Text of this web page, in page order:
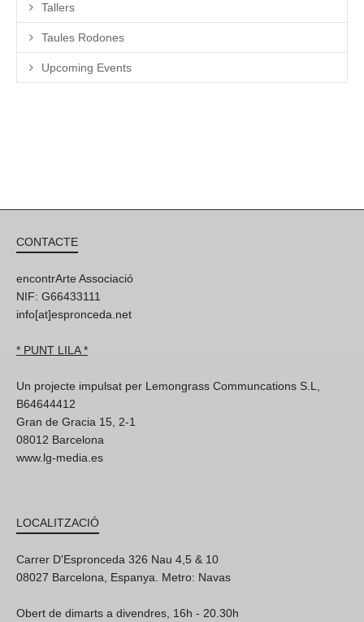
Tallers
Taules Rodones
Upcoming Events
CONTACTE
encontrArte Associació
NIF: G66433111
info[at]espronceda.net
* PUNT LILA *
Un projecte impulsat per Lemongrass Communcations S.L,
B64644412
Gran de Gracia 15, 2-1
08012 Barcelona
www.lg-media.es
LOCALITZACIÓ
Carrer D'Espronceda 326 Nau 4,5 & 10
08027 Barcelona, Espanya. Metro: Navas
Obert de dimarts a divendres, 16h - 20.30h